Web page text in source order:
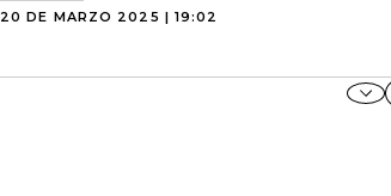
20 DE MARZO 2025 | 19:02